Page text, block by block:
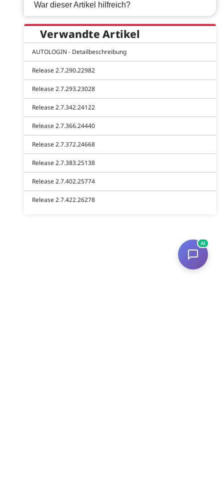
War dieser Artikel hilfreich?
Verwandte Artikel
AUTOLOGIN - Detailbeschreibung
Release 2.7.290.22982
Release 2.7.293.23028
Release 2.7.342.24122
Release 2.7.366.24440
Release 2.7.372.24668
Release 2.7.383.25138
Release 2.7.402.25774
Release 2.7.422.26278
AI